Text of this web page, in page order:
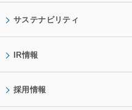
サステナビリティ
IR情報
採用情報